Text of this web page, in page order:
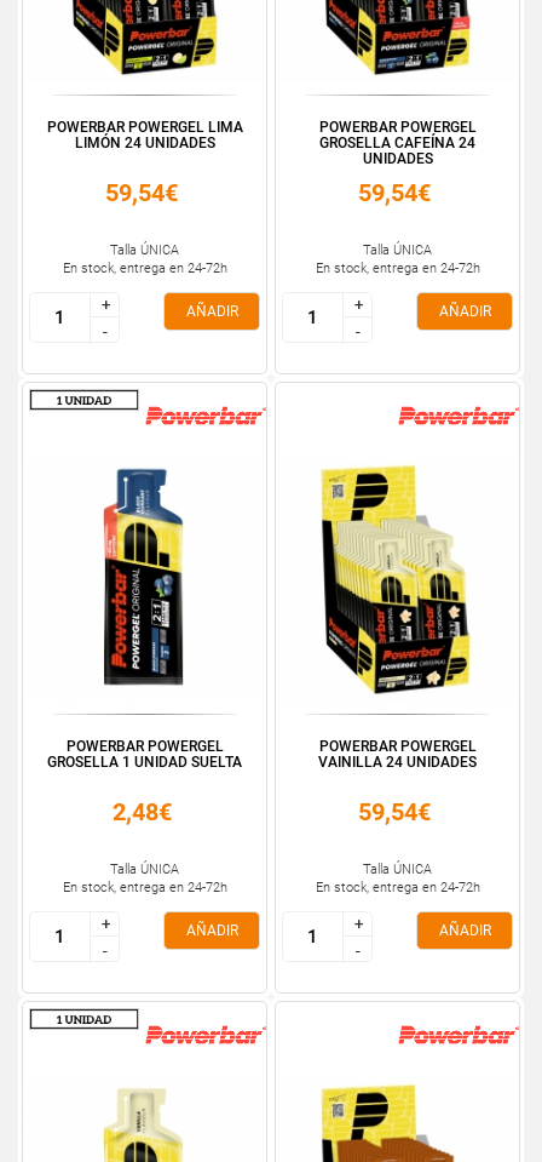
POWERBAR POWERGEL LIMA
LIMÓN 24 UNIDADES
59,54€
Talla ÚNICA
En stock, entrega en 24-72h
+
-
+
-
AÑADIR
POWERBAR POWERGEL
GROSELLA CAFEÍNA 24
UNIDADES
59,54€
Talla ÚNICA
En stock, entrega en 24-72h
+
-
+
-
AÑADIR
POWERBAR POWERGEL
GROSELLA 1 UNIDAD SUELTA
2,48€
Talla ÚNICA
En stock, entrega en 24-72h
+
-
+
-
AÑADIR
POWERBAR POWERGEL
VAINILLA 24 UNIDADES
59,54€
Talla ÚNICA
En stock, entrega en 24-72h
+
-
+
-
AÑADIR